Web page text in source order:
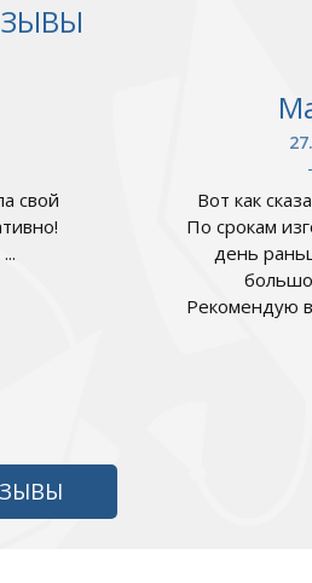
свой
Вот как
По срокам
день
Рекомендую